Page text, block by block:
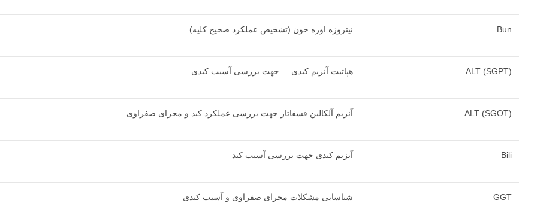
Bun نیتروژه اوره خون (تشخیص عملکرد صحیح کلیه)
ALT (SGPT) هپاتیت آنزیم کبدی – جهت بررسی آسیب کبدی
ALT (SGOT) آنزیم آلکالین فسفاتاز جهت بررسی عملکرد کبد و مجرای صفراوی
Bili آنزیم کبدی جهت بررسی آسیب کبد
GGT شناسایی مشکلات مجرای صفراوی و آسیب کبدی